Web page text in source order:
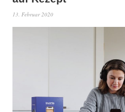
13. Februar 2020